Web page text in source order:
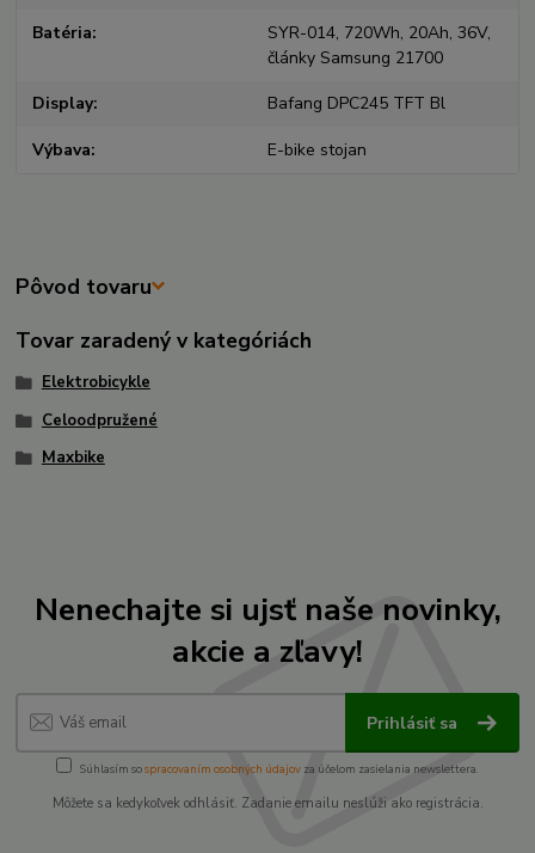
Batéria
SYR-014, 720Wh, 20Ah, 36V,
články Samsung 21700
Display Bafang DPC245 TFT Bl
Výbava E-bike stojan
Pôvod tovaru
Tovar zaradený v kategóriách
Elektrobicykle
Celoodpružené
Maxbike
Nenechajte si ujsť naše novinky,
akcie a zľavy!
Prihlásiť sa
Súhlasím sospracovaním osobných údajov za účelom zasielania newslettera.
Môžete sa kedykoľvek odhlásiť. Zadanie emailu neslúži ako registrácia.